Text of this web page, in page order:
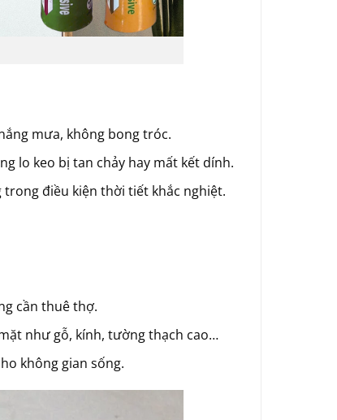
mưa, không bong tróc.
lo keo bị tan chảy hay mất kết dính.
trong điều kiện thời tiết khắc nghiệt.
cần thuê thợ.
như gỗ, kính, tường thạch cao…
không gian sống.